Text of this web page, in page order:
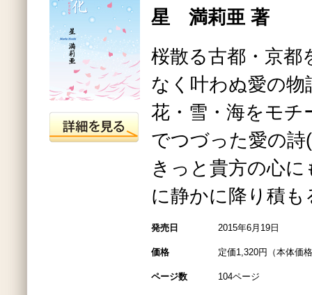
星 満莉亜 著
桜散る古都・京都
なく叶わぬ愛の物
花・雪・海をモチ
でつづった愛の詩
きっと貴方の心
に静かに降り積
発売日 2015年6月19日
価格 定価1,320円（本体価
ページ数 104ページ